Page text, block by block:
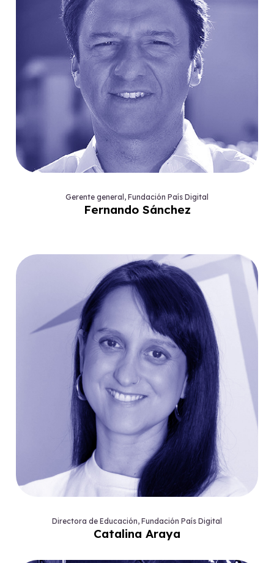
Gerente general, Fundación País Digital
Fernando Sánchez
Directora de Educación, Fundación País Digital
Catalina Araya